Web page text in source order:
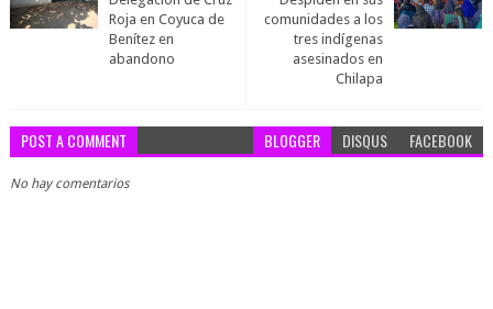
comunidades a los
tres indígenas
asesinados en
Chilapa
Roja en Coyuca de
Benítez en
abandono
POST A COMMENT BLOGGER DISQUS FACEBOOK
No hay comentarios